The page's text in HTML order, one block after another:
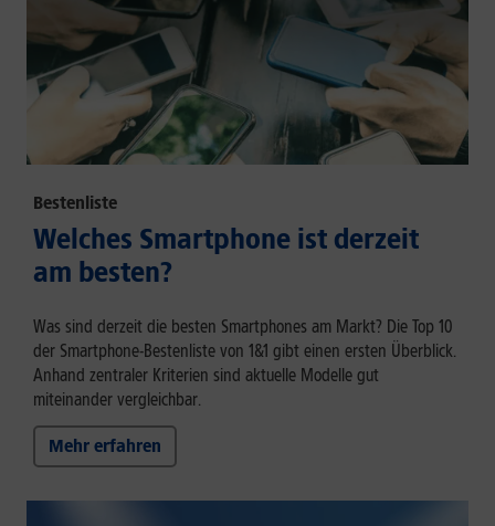
Bestenliste
Welches Smartphone ist derzeit
am besten?
Was sind derzeit die besten Smartphones am Markt? Die Top 10
der Smartphone-Bestenliste von 1&1 gibt einen ersten Überblick.
Anhand zentraler Kriterien sind aktuelle Modelle gut
miteinander vergleichbar.
Mehr erfahren